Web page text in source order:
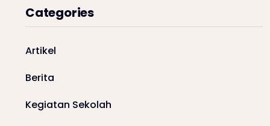
Categories
Artikel
Berita
Kegiatan Sekolah